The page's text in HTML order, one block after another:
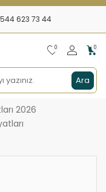
623 73 44
Ara
0 0
2026